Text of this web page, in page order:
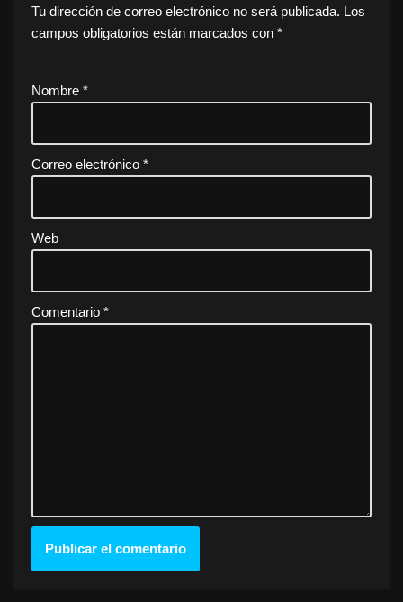
Tu dirección de correo electrónico no será publicada. Los
campos obligatorios están marcados con *
Nombre *
Correo electrónico *
Web
Comentario *